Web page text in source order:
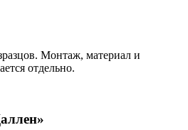
Монтаж, материал и
отдельно.